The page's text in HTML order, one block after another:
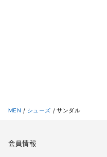
MEN / シューズ / サンダル
会員情報